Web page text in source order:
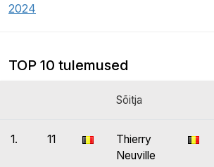
2024
TOP 10 tulemused
Sõitja
1. 11
Thierry
Neuville